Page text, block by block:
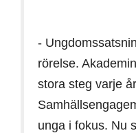
-
rörelse.
stora steg varje
unga i fokus. Nu